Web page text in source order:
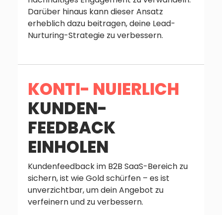
Darüber hinaus kann dieser Ansatz
erheblich dazu beitragen, deine Lead-
Nurturing-Strategie zu verbessern.
KONTI- NUIERLICH
KUNDEN-
FEEDBACK
EINHOLEN
Kundenfeedback im B2B SaaS-Bereich zu
sichern, ist wie Gold schürfen – es ist
unverzichtbar, um dein Angebot zu
verfeinern und zu verbessern.